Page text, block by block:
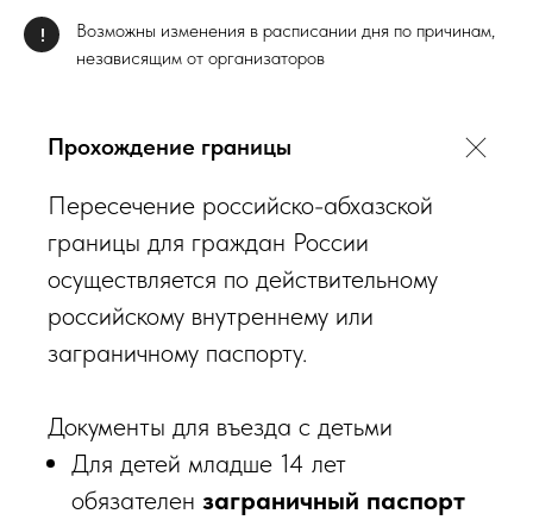
!
Возможны изменения в расписании дня по причинам,
независящим от организаторов
Прохождение границы
Пересечение российско-абхазской
границы для граждан России
осуществляется по действительному
российскому внутреннему или
заграничному паспорту.
Документы для въезда с детьми
Для детей младше 14 лет
обязателен заграничный паспорт